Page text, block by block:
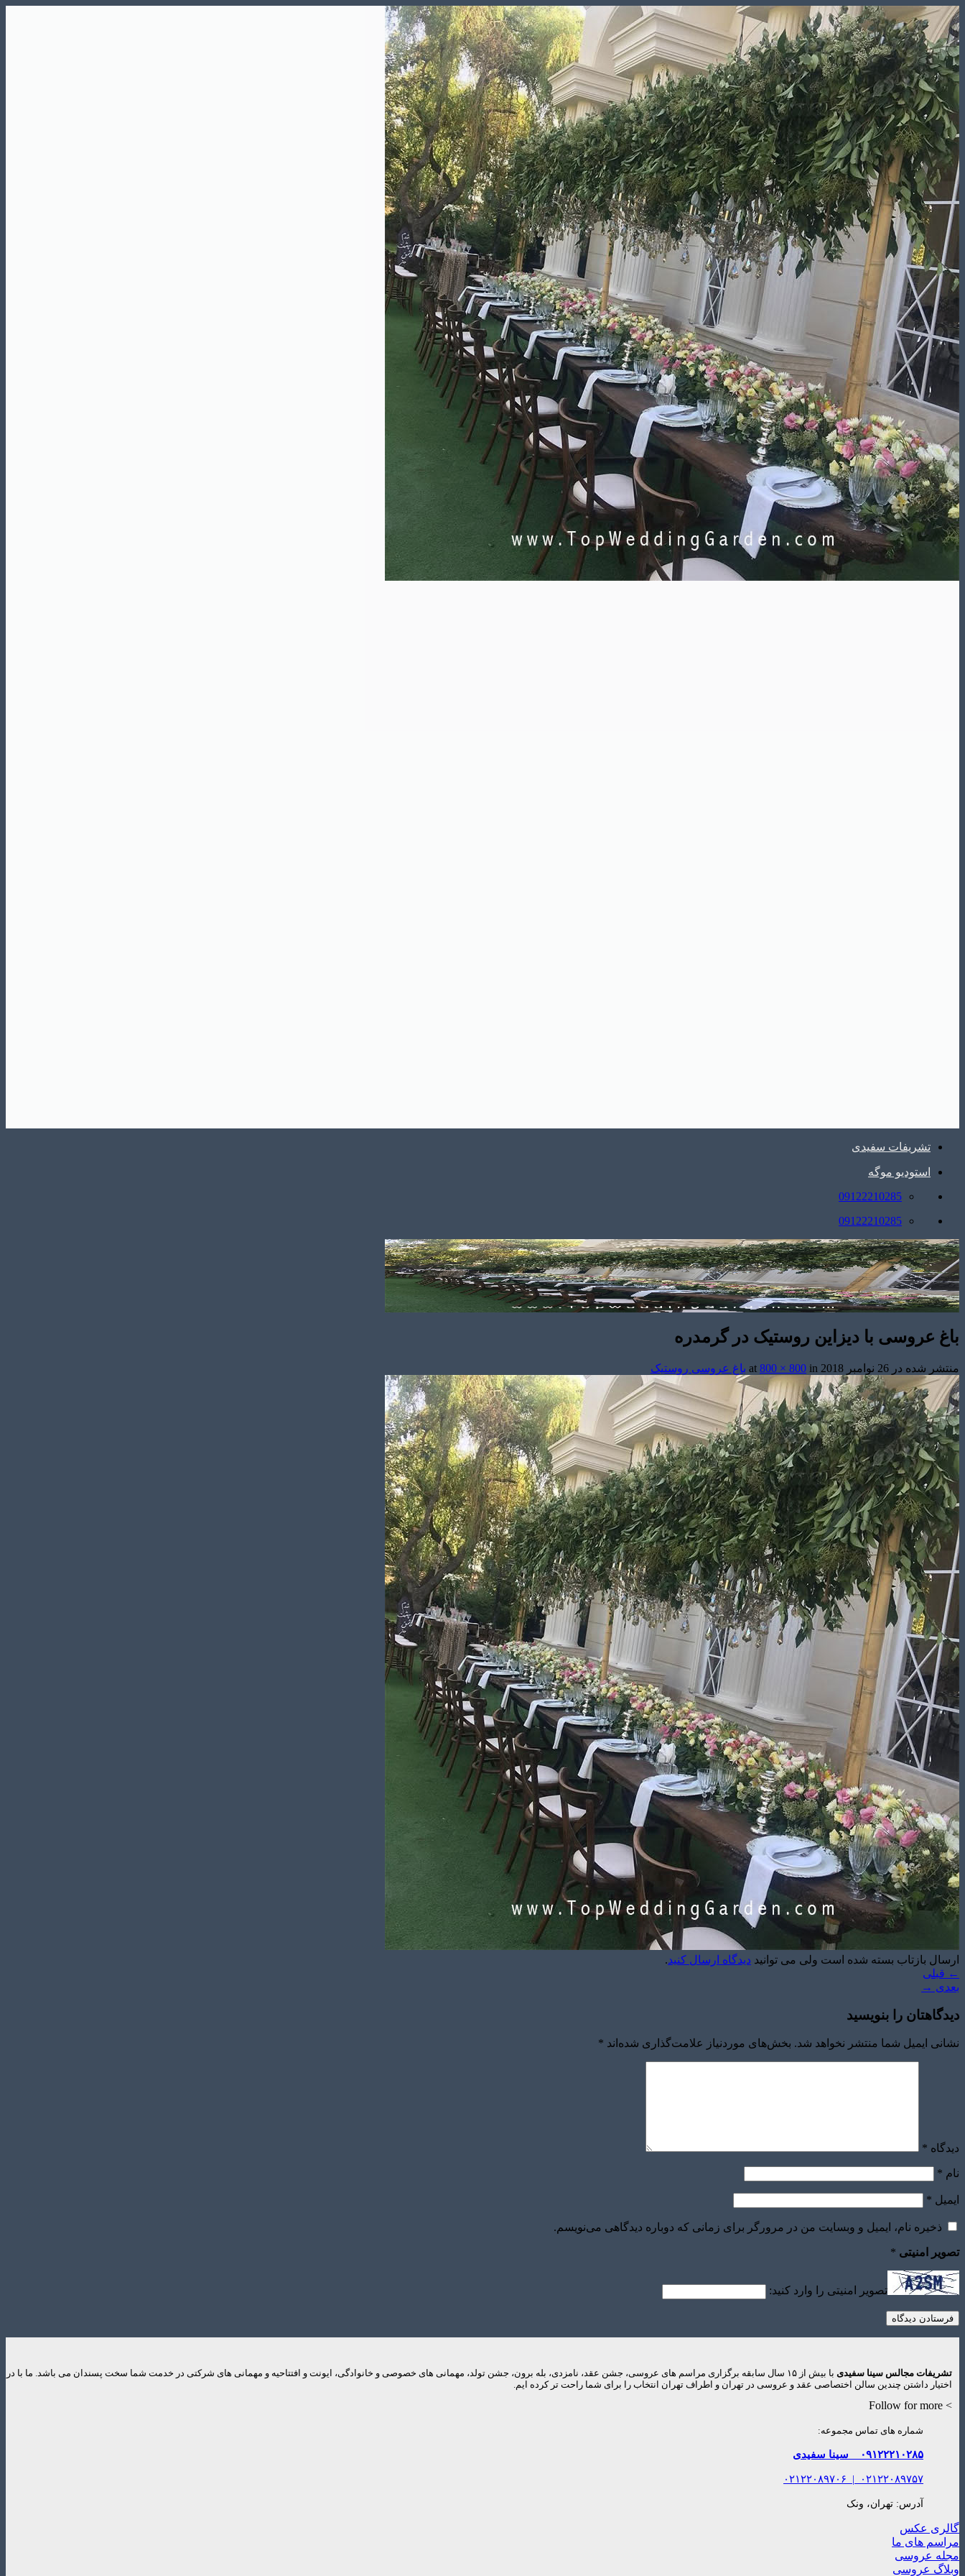
Skip
to
content
تشریفات سفیدی
استودیو موگه
09122210285
09122210285
تشریفات مجالس
باغ های عروسی
استودیو عکاسی
قیمت منوها
برآورد قیمت
برآورد قیمت
باغ عروسی با دیزاین روستیک در گرمدره
منتشر شده در 26 نوامبر 2018 800 × 800 in باغ عروسی روستیک
ارسال بازتاب بسته شده است ولی می توانید دیدگاه ارسال کنید.
← قبلی
بعدی →
دیدگاهتان را بنویسید
نشانی ایمیل شما منتشر نخواهد شد. بخش‌های موردنیاز علامت‌گذاری شده‌اند *
دیدگاه *
نام *
ایمیل *
ذخیره نام، ایمیل و وبسایت من در مرورگر برای زمانی که دوباره دیدگاهی می‌نویسم.
تصویر امنیتی *
تصویر امنیتی را وارد کنید:
تشریفات مجالس سینا سفیدی
با بیش از ۱۵ سال سابقه برگزاری مراسم های عروسی، جشن عقد، نامزدی، بله برون، جشن تولد، مهمانی های خصوصی و خانوادگی، ایونت و افتتاحیه و مهمانی های شرکتی در خدمت شما سخت پسندان می باشد. ما با در
اختیار داشتن چندین سالن اختصاصی عقد و عروسی در تهران و اطراف تهران انتخاب را برای شما راحت تر کرده ایم.
> Follow for more
شماره های تماس مجموعه:
۰۹۱۲۲۲۱۰۲۸۵ سینا سفیدی
۰۲۱۲۲۰۸۹۷۵۷ | ۰۲۱۲۲۰۸۹۷۰۶
آدرس: تهران، ونک
گالری عکس
مراسم های ما
مجله عروسی
وبلاگ عروسی